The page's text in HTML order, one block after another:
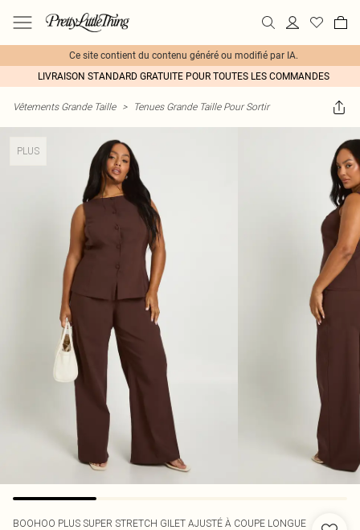
Ce site contient du contenu généré ou modifié par IA.
LIVRAISON STANDARD GRATUITE POUR TOUTES LES COMMANDES
Vêtements Grande Taille > Tenues Grande Taille Pour Sortir
PLUS
BOOHOO PLUS SUPER STRETCH GILET AJUSTÉ À COUPE LONGUE